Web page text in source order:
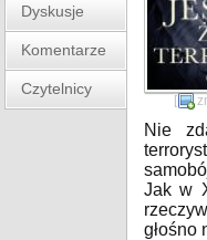
Dyskusje
Komentarze
Czytelnicy
[
Nie
Jak w
głośno